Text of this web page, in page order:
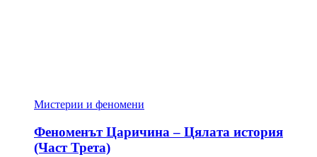
Мистерии и феномени
Феноменът Царичина – Цялата история
(Част Трета)